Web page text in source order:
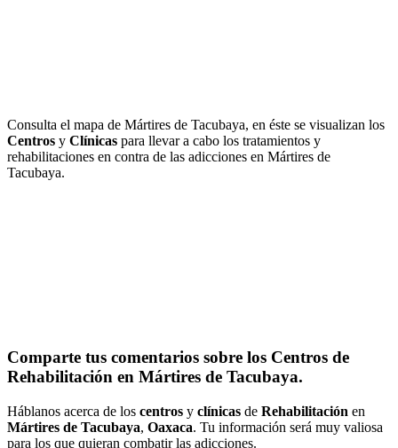
Consulta el mapa de Mártires de Tacubaya, en éste se visualizan los
Centros y Clínicas para llevar a cabo los tratamientos y
rehabilitaciones en contra de las adicciones en Mártires de
Tacubaya.
Comparte tus comentarios sobre los Centros de
Rehabilitación en Mártires de Tacubaya.
Háblanos acerca de los centros y clínicas de Rehabilitación en
Mártires de Tacubaya, Oaxaca. Tu información será muy valiosa
para los que quieran combatir las adicciones.